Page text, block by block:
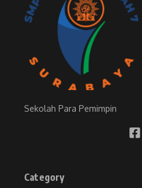
Sekolah Para Pemimpin
Category